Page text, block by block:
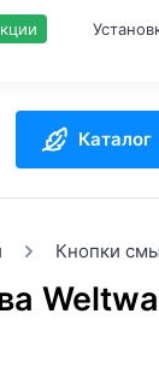
Каталог
Кнопки